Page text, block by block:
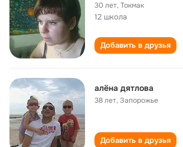
30 лет,Токмак
12 школа
Добавить в друзья
алёна дятлова
38 лет,Запорожье
Добавить в друзья